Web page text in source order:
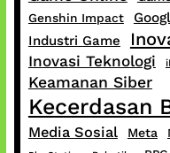
Genshin Impact
Industri Game
Inovasi Teknologi
Keamanan Siber
Kecerdasan
Media Sosial Meta